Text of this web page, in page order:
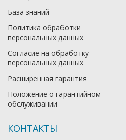
База знаний
Политика обработки
персональных данных
Согласие на обработку
персональных данных
Расширенная гарантия
Положение о гарантийном
обслуживании
КОНТАКТЫ